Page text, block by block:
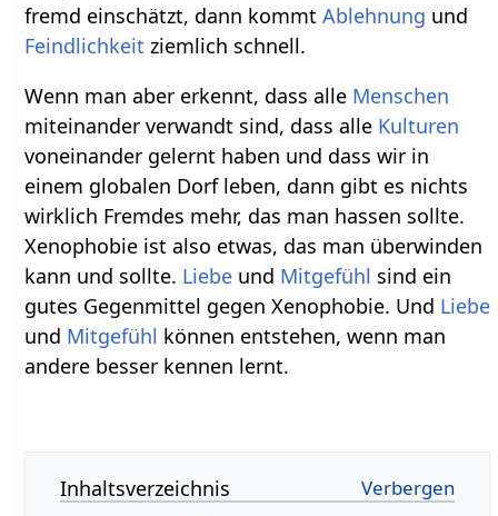
fremd einschätzt, dann kommtAblehnung und
Feindlichkeit ziemlich schnell.
Wenn man aber erkennt, dass alle Menschen
miteinander verwandt sind, dass alle Kulturen
voneinander gelernt haben und dass wir in
einem globalen Dorf leben, dann gibt es nichts
wirklich Fremdes mehr, das man hassen sollte.
Xenophobie ist also etwas, das man überwinden
kann und sollte. Liebe und Mitgefühl sind ein
gutes Gegenmittel gegen Xenophobie. Und Liebe
und Mitgefühl können entstehen, wenn man
andere besser kennen lernt.
Inhaltsverzeichnis